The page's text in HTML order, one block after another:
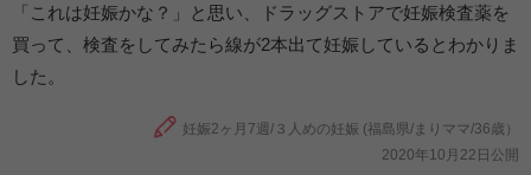
「これは妊娠かな？」と思い、ドラッグストアで妊娠検査薬を
買って、検査をしてみたら線が2本出て妊娠しているとわかりま
した。
妊娠2ヶ月7週/３人めの妊娠 (福島県/まりママ/36歳）
2020年10月22日公開